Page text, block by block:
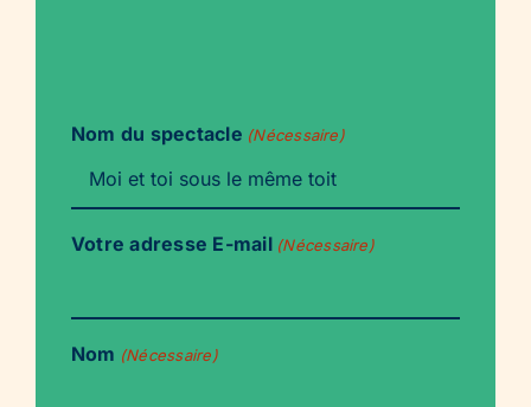
Nom du spectacle (Nécessaire)
Votre adresse E-mail (Nécessaire)
Nom (Nécessaire)